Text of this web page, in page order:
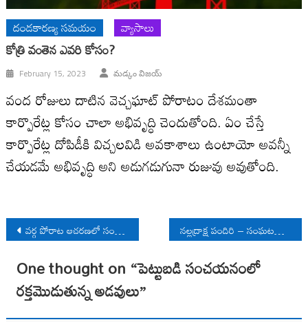
దండకారణ్య సమయం వ్యాసాలు
కోత్రి వంతెన ఎవరి కోసం?
February 15, 2023 మడ్కం విజయ్‌
వంద రోజులు దాటిన వెచ్చఘాట్‌ పోరాటం దేశమంతా
కార్పొరేట్ల కోసం చాలా అభివృద్ధి చెందుతోంది. ఏం చేస్తే
కార్పొరేట్ల దోపిడీకి విచ్చలవిడి అవకాశాలు ఉంటాయో అవన్నీ
చేయడమే అభివృద్ధి అని అడుగడుగునా రుజువు అవుతోంది.
Post
navigation
వ‌ర్గ పోరాట ఆచ‌ర‌ణ‌లో సంస్కృతి నల్లద్రాక్ష పందిరి – సంఘటనాత్మక కవిత్వం
One thought on “పెట్టుబడి సంచయనంలో
రక్తమొడుతున్న అడవులు”